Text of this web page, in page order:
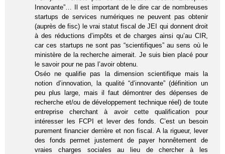
Innovante”… Il est important de le dire car de nombreuses
startups de services numériques ne peuvent pas obtenir
(auprès de fisc) le vrai statut fiscal de JEI qui donnent droit
à des réductions d’impôts et de charges ainsi qu’au CIR,
car ces startups ne sont pas “scientifiques” au sens où le
ministère de la recherche aimerait. Je suis bien placé pour
le savoir pour ne pas l’avoir obtenu.
Oséo ne qualifie pas la dimension scientifique mais la
notion d’innovation, la qualité “d’innovante” (définition un
peu plus large, mais il faut démontrer des dépenses de
recherche et/ou de développement technique réel) de toute
entreprise cherchant à avoir cette qualification pour
intéresser les FCPI et lever des fonds. C’est un besoin
purement financier derrière et non fiscal. A la rigueur, lever
des fonds permet justement de payer honnêtement de
vraies charges sociales au lieu de chercher à les